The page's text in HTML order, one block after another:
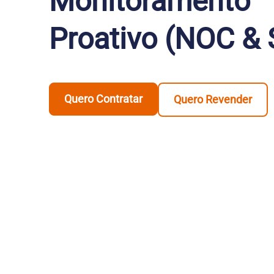
Proativo (NOC &
Quero Contratar Quero Revender